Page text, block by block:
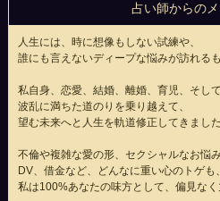
占い師からの
人生には、時に想像もしない試練や、
誰にも言えないディープな悩みが訪れるも
私自身、恋愛、結婚、離婚、育児、そし
波乱に満ちた道のりを乗り越えて、
望む未来へと人生を軌道修正してきました
不倫や複雑な愛の形、セクシャルなお悩み
DV、借金など、どんなに重い心のトゲも、
私は100%あなたの味方として、偏見なく